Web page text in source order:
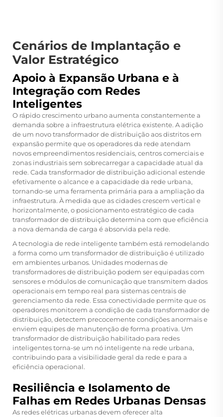
Cenários de Implantação e
Valor Estratégico
Apoio à Expansão Urbana e à
Integração com Redes
Inteligentes
O rápido crescimento urbano aumenta constantemente a
demanda sobre a infraestrutura elétrica existente. A adição
de um novo transformador de distribuição aos distritos em
expansão permite que os operadores da rede atendam
novos empreendimentos residenciais, centros comerciais e
zonas industriais sem sobrecarregar a capacidade atual da
rede. Cada transformador de distribuição adicional estende
efetivamente o alcance e a capacidade da rede urbana,
tornando-se uma ferramenta primária para a ampliação da
infraestrutura. À medida que as cidades crescem vertical e
horizontalmente, o posicionamento estratégico de cada
transformador de distribuição determina com que eficiência
a nova demanda de carga é absorvida pela rede.
A tecnologia de rede inteligente também está remodelando
a forma como um transformador de distribuição é utilizado
em ambientes urbanos. Unidades modernas de
transformadores de distribuição podem ser equipadas com
sensores e módulos de comunicação que transmitem dados
operacionais em tempo real para sistemas centrais de
gerenciamento da rede. Essa conectividade permite que os
operadores monitorem a condição de cada transformador de
distribuição, detectem precocemente condições anormais e
enviem equipes de manutenção de forma proativa. Um
transformador de distribuição habilitado para redes
inteligentes torna-se um nó inteligente na rede urbana,
contribuindo para a visibilidade geral da rede e para a
eficiência operacional.
Resiliência e Isolamento de
Falhas em Redes Urbanas Densas
As redes elétricas urbanas devem oferecer alta